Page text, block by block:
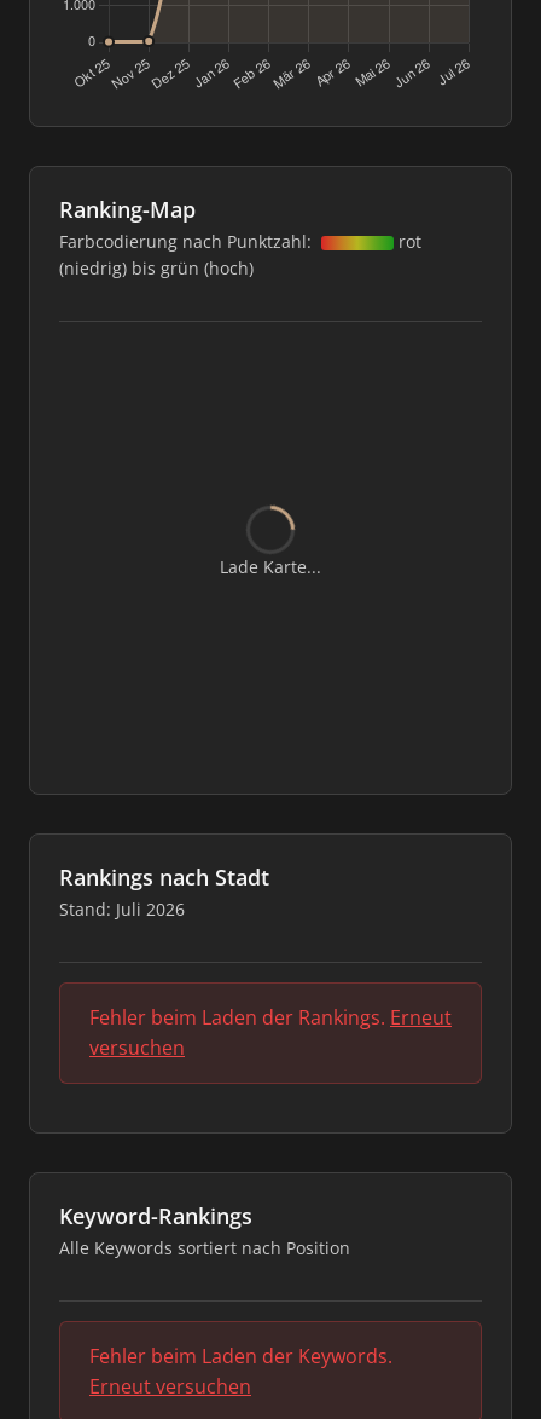
Ranking-Map
Farbcodierung nach Punktzahl:
rot
(niedrig) bis grün (hoch)
Lade Karte...
Rankings nach Stadt
Stand: Juli 2026
Fehler beim Laden der Rankings. Erneut
versuchen
Keyword-Rankings
Alle Keywords sortiert nach Position
Fehler beim Laden der Keywords.
Erneut versuchen